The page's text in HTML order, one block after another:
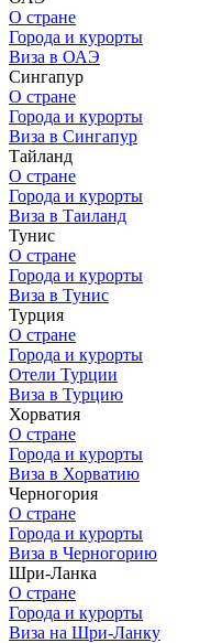
О стране
Города и курорты
Виза в ОАЭ
Сингапур
О стране
Города и курорты
Виза в Сингапур
Тайланд
О стране
Города и курорты
Виза в Таиланд
Тунис
О стране
Города и курорты
Виза в Тунис
Турция
О стране
Города и курорты
Отели Турции
Виза в Турцию
Хорватия
О стране
Города и курорты
Виза в Хорватию
Черногория
О стране
Города и курорты
Виза в Черногорию
Шри-Ланка
О стране
Города и курорты
Виза на Шри-Ланку